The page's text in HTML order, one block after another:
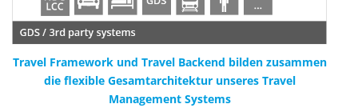
Travel Framework und Travel Backend bilden zusammen
die flexible Gesamtarchitektur unseres Travel
Management Systems